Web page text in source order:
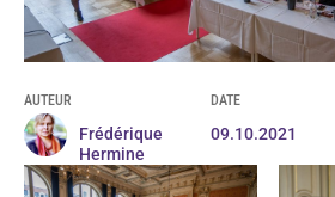
AUTEUR
Frédérique
Hermine
DATE
09.10.2021